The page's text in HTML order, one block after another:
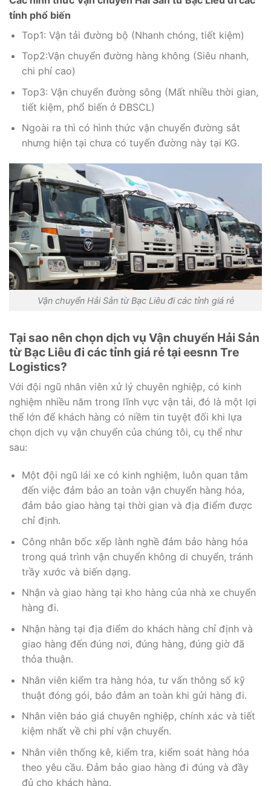
tỉnh phổ biến
Top1: Vận tải đường bộ (Nhanh chóng, tiết kiệm)
Top2:Vận chuyển đường hàng không (Siêu nhanh,
chi phí cao)
Top3: Vận chuyển đường sông (Mất nhiều thời gian,
tiết kiệm, phổ biến ở ĐBSCL)
Ngoài ra thì có hình thức vận chuyển đường sắt
nhưng hiện tại chưa có tuyến đường này tại KG.
Vận chuyển Hải Sản từ Bạc Liêu đi các tỉnh giá rẻ
Tại sao nên chọn dịch vụ Vận chuyển Hải Sản
từ Bạc Liêu đi các tỉnh giá rẻ tại eesnn Tre
Logistics?
Với đội ngũ nhân viên xử lý chuyên nghiệp, có kinh
nghiệm nhiều năm trong lĩnh vực vận tải, đó là một lợi
thế lớn để khách hàng có niềm tin tuyệt đối khi lựa
chọn dịch vụ vận chuyển của chúng tôi, cụ thể như
sau:
Một đội ngũ lái xe có kinh nghiệm, luôn quan tâm
đến việc đảm bảo an toàn vận chuyển hàng hóa,
đảm bảo giao hàng tại thời gian và địa điểm được
chỉ định.
Công nhân bốc xếp lành nghề đảm bảo hàng hóa
trong quá trình vận chuyển không di chuyển, tránh
trầy xước và biến dạng.
Nhận và giao hàng tại kho hàng của nhà xe chuyển
hàng đi.
Nhận hàng tại địa điểm do khách hàng chỉ định và
giao hàng đến đúng nơi, đúng hàng, đúng giờ đã
thỏa thuận.
Nhân viên kiểm tra hàng hóa, tư vấn thông số kỹ
thuật đóng gói, bảo đảm an toàn khi gửi hàng đi.
Nhân viên báo giá chuyên nghiệp, chính xác và tiết
kiệm nhất về chi phí vận chuyển.
Nhân viên thống kê, kiểm tra, kiểm soát hàng hóa
theo yêu cầu. Đảm bảo giao hàng đi đúng và đầy
đủ cho khách hàng.